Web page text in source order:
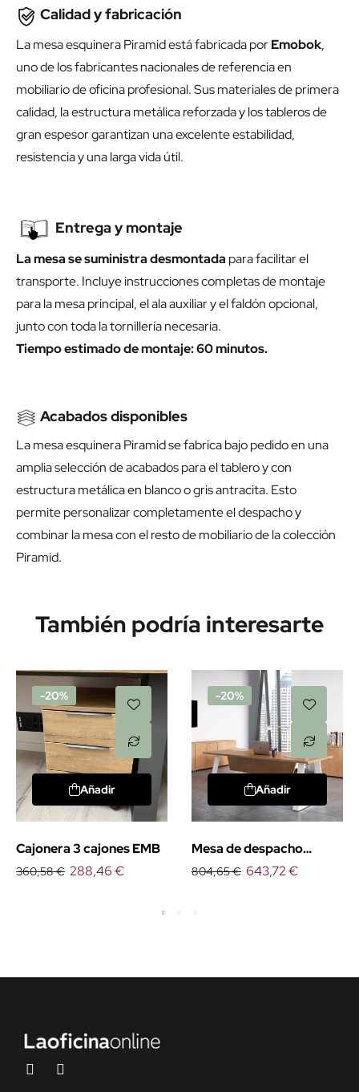
Calidad y fabricación
La mesa esquinera Piramid está fabricada porEmobok,
uno de los fabricantes nacionales de referencia en
mobiliario de oficina profesional. Sus materiales de primera
calidad, la estructura metálica reforzada y los tableros de
gran espesor garantizan una excelente estabilidad,
resistencia y una larga vida útil.
Entrega y montaje
La mesa se suministra desmontada para facilitar el
transporte. Incluye instrucciones completas de montaje
para la mesa principal, el ala auxiliar y el faldón opcional,
junto con toda la tornillería necesaria.
Tiempo estimado de montaje: 60 minutos.
Acabados disponibles
La mesa esquinera Piramid se fabrica bajo pedido en una
amplia selección de acabados para el tablero y con
estructura metálica en blanco o gris antracita. Esto
permite personalizar completamente el despacho y
combinar la mesa con el resto de mobiliario de la colección
Piramid.
También podría interesarte
-20%
Añadir
Cajonera 3 cajones EMB
360,58 € 288,46 €
-20%
Añadir
Mesa de despacho
Piramid
804,65 € 643,72 €